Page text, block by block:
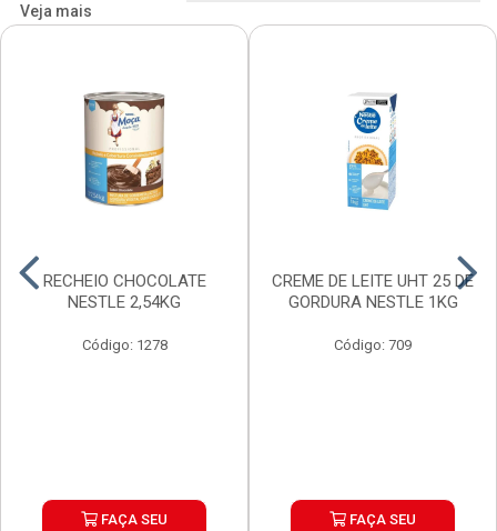
Veja mais
RECHEIO CHOCOLATE
NESTLE 2,54KG
Código: 1278
FAÇA SEU
CREME DE LEITE UHT 25 DE
GORDURA NESTLE 1KG
Código: 709
FAÇA SEU